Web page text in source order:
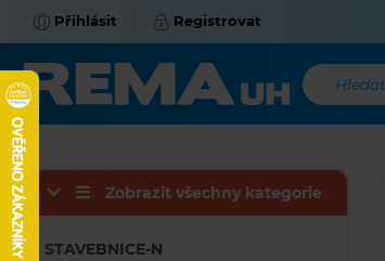
Přihlásit Registrovat
Zobrazit všechny kategorie
STAVEBNICE-N